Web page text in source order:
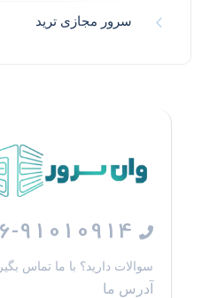
سرور مجازی ترید
026-91010914
سوالات دارید؟ با ما تماس بگیرید
آدرس ما